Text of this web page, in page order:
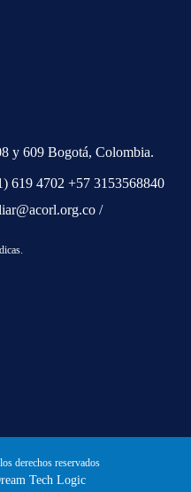
y 609 Bogotá, Colombia.
619 4702 +57 3153568840
/
derechos reservados
Tech Logic